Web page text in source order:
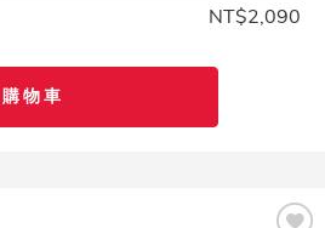
NT$2,090
物車